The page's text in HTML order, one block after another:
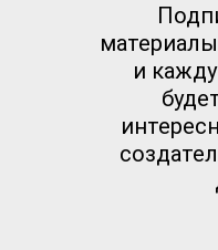
Каждая глава -
Волшебные
множеством
Стихи, рецепты
и